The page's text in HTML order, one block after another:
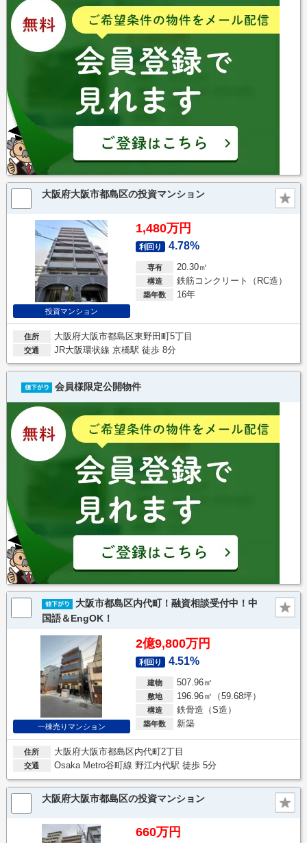
大阪府大阪市都島区の投資マンション
投資マンション
1,480万円
利回り 4.78%
専有 20.30㎡
構造 鉄筋コンクリート（RC造）
築年数 16年
住所 大阪府大阪市都島区東野田町5丁目
交通 JR大阪環状線 京橋駅 徒歩 8分
会員様限定公開物件
大阪市都島区内代町！融資相談受付中！中
国語＆EngOK！
一棟売りマンション
2億9,800万円
利回り 4.51%
建物 507.96㎡
敷地 196.96㎡（59.68坪）
構造 鉄骨造（S造）
築年数 新築
住所 大阪府大阪市都島区内代町2丁目
交通 Osaka Metro谷町線 野江内代駅 徒歩 5分
大阪府大阪市都島区の投資マンション
660万円